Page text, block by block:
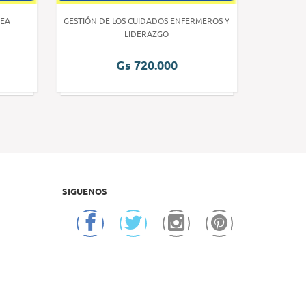
GESTIÓN DE LOS CUIDADOS ENFERMEROS Y
LIDERAZGO
Gs 720.000
SIGUENOS